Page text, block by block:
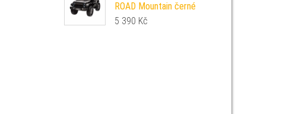
ROAD Mountain černé
5 390 Kč